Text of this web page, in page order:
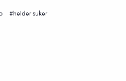
helder suker